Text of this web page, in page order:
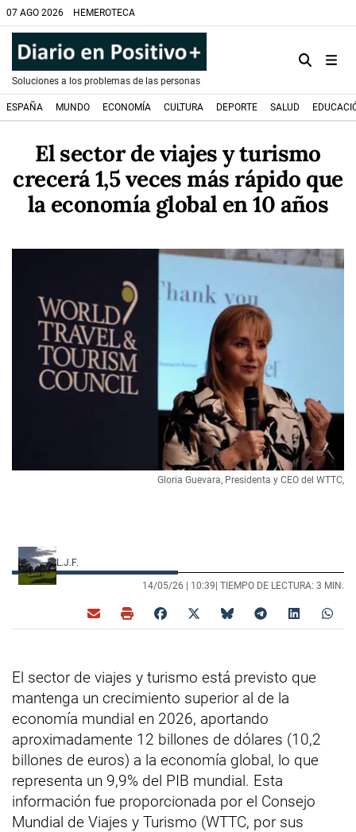
07 AGO 2026 HEMEROTECA
Soluciones a los problemas de las personas
ESPAÑA MUNDO ECONOMÍA CULTURA DEPORTE SALUD
El sector de viajes y turismo
crecerá 1,5 veces más rápido que
la economía global en 10 años
Gloria Guevara, Presidenta y CEO del WTTC,
L.J.F.
14/05/26 | 10:39| TIEMPO DE LECTURA: 3 MIN.
El sector de viajes y turismo está previsto que
mantenga un crecimiento superior al de la
economía mundial en 2026, aportando
aproximadamente 12 billones de dólares (10,2
billones de euros) a la economía global, lo que
representa un 9,9% del PIB mundial. Esta
información fue proporcionada por el Consejo
Mundial de Viajes y Turismo (WTTC, por sus